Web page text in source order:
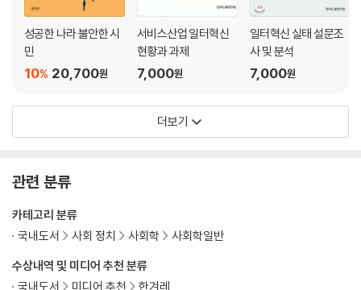
성공한 나라 불안한 시
민
20,700원
10%
서비스산업 일터혁신
현황과 과제
7,000원
일터혁신 실태 설문조
사 및 분석
7,000원
더보기
관련 분류
수상내역 및 미디어 추천 분류
국내도서
미디어 추천 한겨레
카테고리 분류
국내도서
사회 정치 사회학 사회학일반